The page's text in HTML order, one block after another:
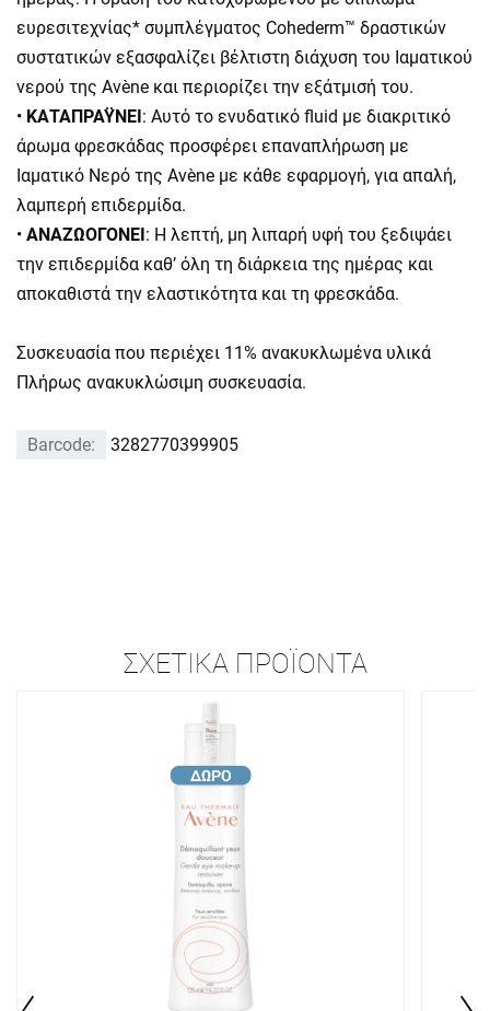
ευρεσιτεχνίας* συμπλέγματος Cohederm™ δραστικών
συστατικών εξασφαλίζει βέλτιστη διάχυση του Ιαματικού
νερού της Avène και περιορίζει την εξάτμισή του.
• ΚΑΤΑΠΡΑΫΝΕΙ: Αυτό το ενυδατικό fluid με διακριτικό
άρωμα φρεσκάδας προσφέρει επαναπλήρωση με
Ιαματικό Νερό της Avène με κάθε εφαρμογή, για απαλή,
λαμπερή επιδερμίδα.
• ΑΝΑΖΩΟΓΟΝΕΙ: Η λεπτή, μη λιπαρή υφή του ξεδιψάει
την επιδερμίδα καθ’ όλη τη διάρκεια της ημέρας και
αποκαθιστά την ελαστικότητα και τη φρεσκάδα.
Συσκευασία που περιέχει 11% ανακυκλωμένα υλικά
Πλήρως ανακυκλώσιμη συσκευασία.
Barcode: 3282770399905
ΣΧΕΤΙΚΆ ΠΡΟΪΌΝΤΑ